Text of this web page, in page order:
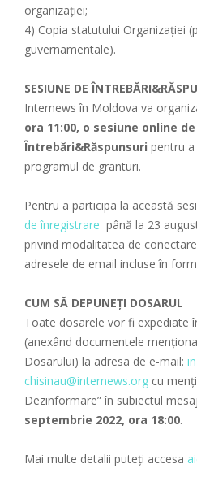
organizației;
4) Copia statutului Organizației
guvernamentale).
SESIUNE DE
Internews în Moldova va
ora 11:00, o sesiune online de
Întrebări&Răspunsuri pentru
programul de granturi.
Pentru a participa la această
de înregistrare până la 23
privind modalitatea de
adresele de email incluse în
CUM SĂ DEPUNEȚI DOSARUL
Toate dosarele vor fi expediate
(anexând documentele
Dosarului) la adresa de e-mail:
chisinau@internews.org cu
Dezinformare” în subiectul
septembrie 2022, ora 18:00.
Mai multe detalii puteți accesa